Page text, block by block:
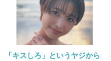
ま、そういう荒い運転
んか殺せないよね
「キスしろ」というヤジから